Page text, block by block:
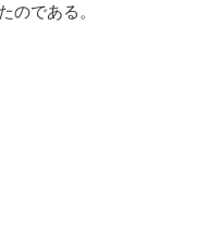
のである。